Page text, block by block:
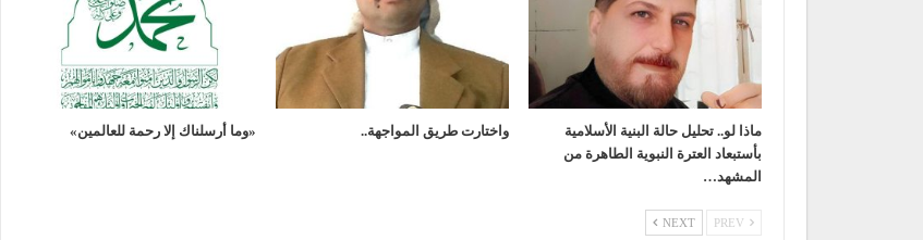
ماذا لو.. تحليل حالة البنية الأسلامية
بأستبعاد العترة النبوية الطاهرة من
المشهد…
واختارت طريق المواجهة.. «وما أرسلناك إلا رحمة للعالمين»
NEXT